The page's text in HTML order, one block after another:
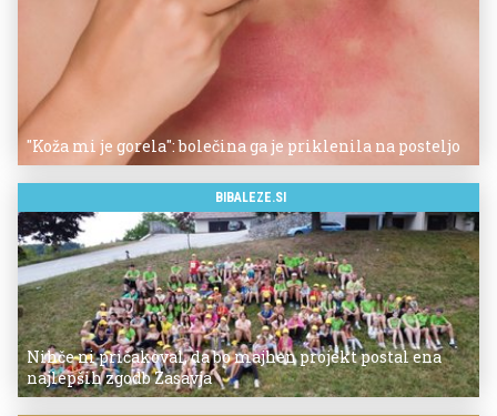
"Koža mi je gorela": bolečina ga je priklenila na posteljo
BIBALEZE.SI
Nihče ni pričakoval, da bo majhen projekt postal ena
najlepših zgodb Zasavja